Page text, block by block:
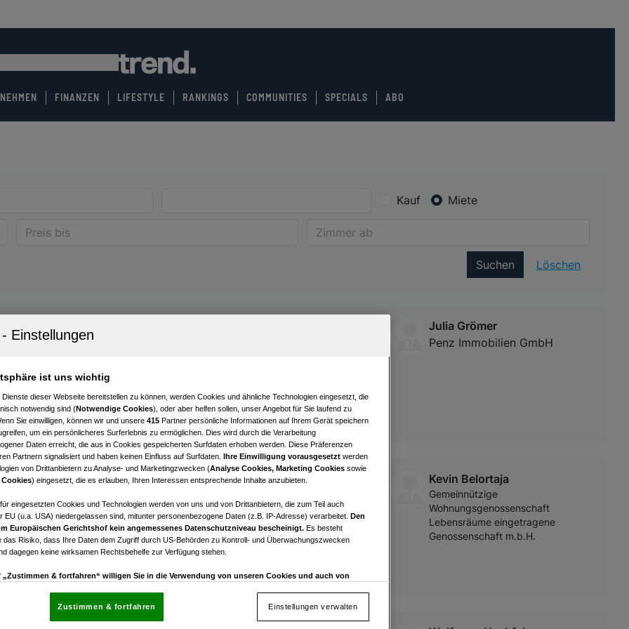
FINANZEN LIFESTYLE RANKINGS COMMUNITIES SPECIALS ABO
Kauf Miete
Suchen Löschen
Dachgeschoss-Maisonette mit zwei Balkonen in zentraler
2
Zimmer
€ 1.875,00
Bruttomiete
Julia Grömer
Penz Immobilien GmbH
2
Zimmer
€ 754,13
Bruttomiete
Kevin Belortaja
Gemeinnützige
Wohnungsgenossenschaft
Lebensräume eingetragene
Genossenschaft m.b.H.
ist uns wichtig
Dienste dieser Webseite bereitstellen zu können, werden Cookies und ähnliche Technologien eingesetzt, die
notwendig sind (Notwendige Cookies), oder aber helfen sollen, unser Angebot für Sie laufend zu
Sie einwilligen, können wir und unsere 415 Partner persönliche Informationen auf Ihrem Gerät speichern
um ein persönlicheres Surferlebnis zu ermöglichen. Dies wird durch die Verarbeitung
Daten erreicht, die aus in Cookies gespeicherten Surfdaten erhoben werden. Diese Präferenzen
Partnern signalisiert und haben keinen Einfluss auf Surfdaten. Ihre Einwilligung vorausgesetzt werden
von Drittanbietern zu Analyse- und Marketingzwecken (Analyse Cookies, Marketing Cookies sowie
) eingesetzt, die es erlauben, Ihren Interessen entsprechende Inhalte anzubieten.
eingesetzten Cookies und Technologien werden von uns und von Drittanbietern, die zum Teil auch
EU (u.a. USA) niedergelassen sind, mitunter personenbezogene Daten (z.B. IP-Adresse) verarbeitet. Den
Europäischen Gerichtshof kein angemessenes Datenschutzniveau bescheinigt. Es besteht
das Risiko, dass Ihre Daten dem Zugriff durch US-Behörden zu Kontroll- und Überwachungszwecken
dagegen keine wirksamen Rechtsbehelfe zur Verfügung stehen.
„Zustimmen & fortfahren“ willigen Sie in die Verwendung von unseren Cookies und auch von
die sich auf jeder Seite unten im Footer befinden.
Einstellungen verwalten
Zustimmen & fortfahren